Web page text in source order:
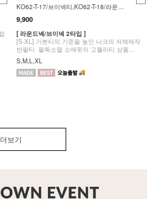
KO62-T-17/브이넥티,KO62-T-18/라운
드티_YN
9,900
[ 라운드넥/브이넥 2타입 ]
[S-XL] 기본티의 기준을 높인 나크의 자체제작
반팔티. 팔뚝소멸 소매핏의 고퀄리티 상품
#NAK MADE.
S,M,L,XL
더보기